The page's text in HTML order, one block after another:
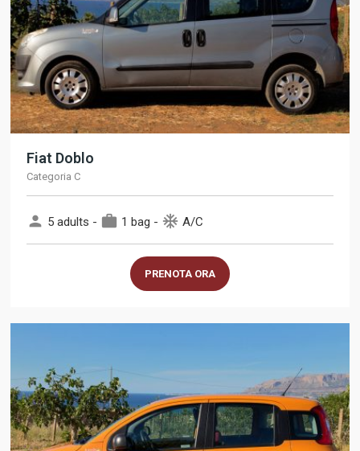
Fiat Doblo
Categoria C
person 5 adults - work 1 bag - ac_unit A/C
PRENOTA ORA